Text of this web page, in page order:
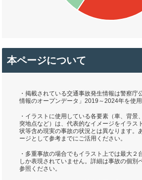
本ページについて
・掲載されている交通事故発生情報は警察庁
情報のオープンデータ」2019～2024年を使用
・イラストに使用している各要素（車、背景
突地点など）は、代表的なイメージをイラス
状等含め現実の事故の状況とは異なります。
ージとして参考までにご活用ください。
・多重事故の場合でもイラスト上では最大２
しか表現されていません。詳細は事故の個別
参照ください。